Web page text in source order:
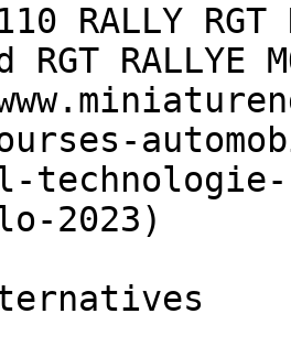
RALLY RGT
RGT RALLYE
2023)